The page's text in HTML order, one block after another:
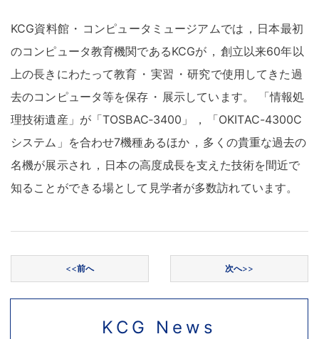
KCG資料館 ・ コンピュータミュージアムでは ， 日本最初
のコンピュータ教育機関であるKCGが ， 創立以来60年以
上の長きにわたって教育 ・ 実習 ・ 研究で使用してきた過
去のコンピュータ等を保存 ・ 展示しています。
「情報処
理技術遺産」が「TOSBAC‐3400」
，
「OKITAC-4300C
システム」を合わせ7機種あるほか ， 多くの貴重な過去の
名機が展示され ， 日本の高度成長を支えた技術を間近で
知ることができる場として見学者が多数訪れています。
<<前へ 次へ>>
KCG News